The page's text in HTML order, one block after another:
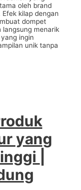
oleh brand
kilap dengan
dompet
menarik
ingin
unik tanpa
yang
|